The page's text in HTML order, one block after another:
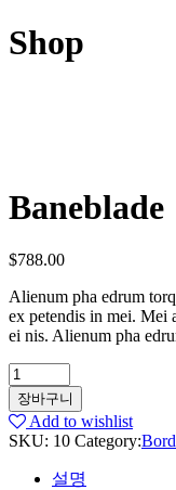
Shop
Baneblade
$788.00
Alienum pha edrum
ex petendis in mei. Mei
ei nis. Alienum pha
Baneblade
quantity
장바구니
Add to wishlist
SKU: 10 Category:
설명